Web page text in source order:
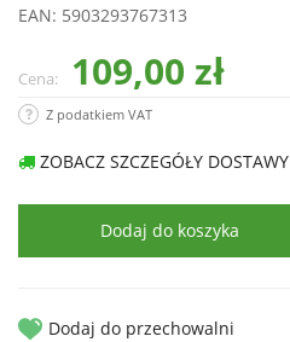
EAN: 5903293767313
Cena: 109,00 zł
Z podatkiem VAT
ZOBACZ SZCZEGÓŁY DOSTAWY
Dodaj do koszyka
Dodaj do przechowalni